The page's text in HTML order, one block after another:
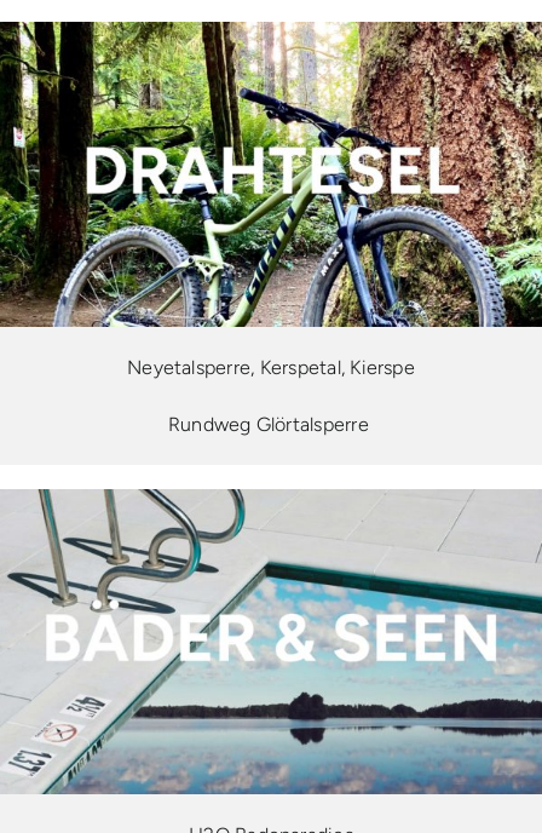
Neyetalsperre, Kerspetal, Kierspe
Rundweg Glörtalsperre